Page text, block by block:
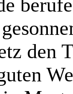
den